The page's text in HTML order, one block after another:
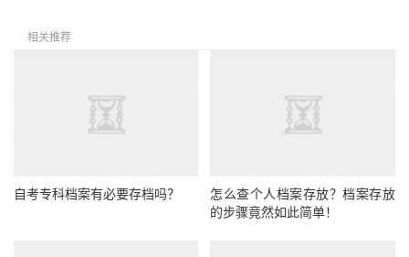
相关推荐
自考专科档案有必要存档吗？
怎么查个人档案存放？档案存放
的步骤竟然如此简单！